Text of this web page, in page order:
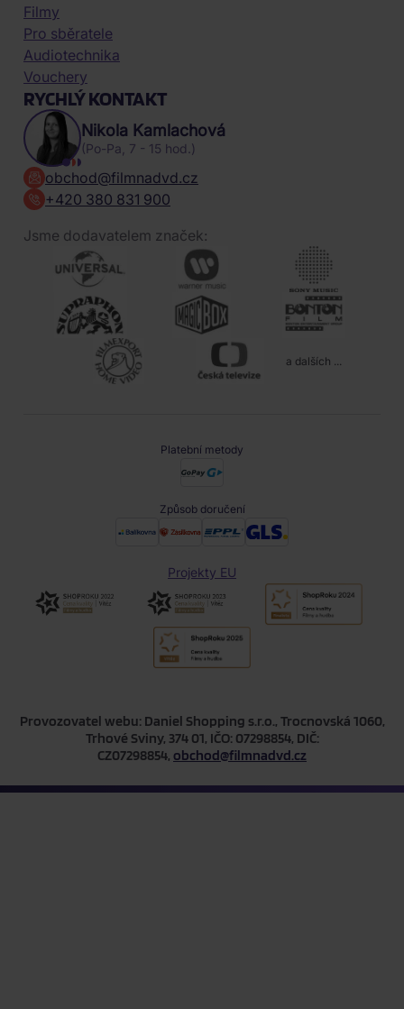
Filmy
Pro sběratele
Audiotechnika
Vouchery
RYCHLÝ KONTAKT
Nikola Kamlachová
(Po-Pa, 7 - 15 hod.)
obchod@filmnadvd.cz
+420 380 831 900
Jsme dodavatelem značek:
a dalších ...
Platební metody
Způsob doručení
Projekty EU
Provozovatel webu: Daniel Shopping s.r.o., Trocnovská 1060,
Trhové Sviny, 374 01, IČO: 07298854, DIČ:
CZ07298854, obchod@filmnadvd.cz